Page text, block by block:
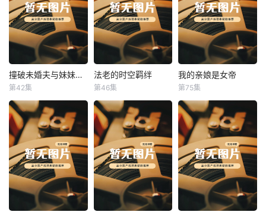
撞破未婚夫与妹妹打野战 撞破未婚夫与妹妹打野战
第42集
法老的时空羁绊
法老的时空羁绊
第46集
我的亲娘是女帝
我的亲娘是女帝
第75集